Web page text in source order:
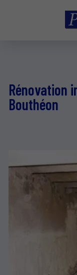
Rénovation
Bouthéon